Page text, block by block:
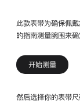
此款表带为确保佩
的指南测量腕围来确
开始测量
然后选择你的表带尺